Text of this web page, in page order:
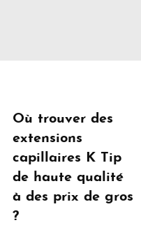
Où trouver des
extensions
capillaires K Tip
de haute qualité
à des prix de gros
?